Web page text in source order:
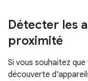
Détecter les
proximité
Si vous souhaitez
découverte